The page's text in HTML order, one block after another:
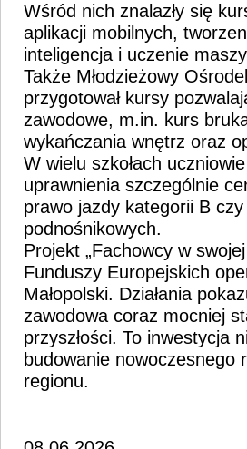
Wśród nich znalazły się
aplikacji mobilnych,
inteligencja i uczenie
Także Młodzieżowy
przygotował kursy
zawodowe, m.in. kurs
wykańczania wnętrz oraz
W wielu szkołach
uprawnienia szczególnie
prawo jazdy kategorii B
podnośnikowych.
Projekt „Fachowcy w
Funduszy Europejskich
Małopolski. Działania
zawodowa coraz mocniej
przyszłości. To inwestycja
budowanie nowoczesnego
regionu.